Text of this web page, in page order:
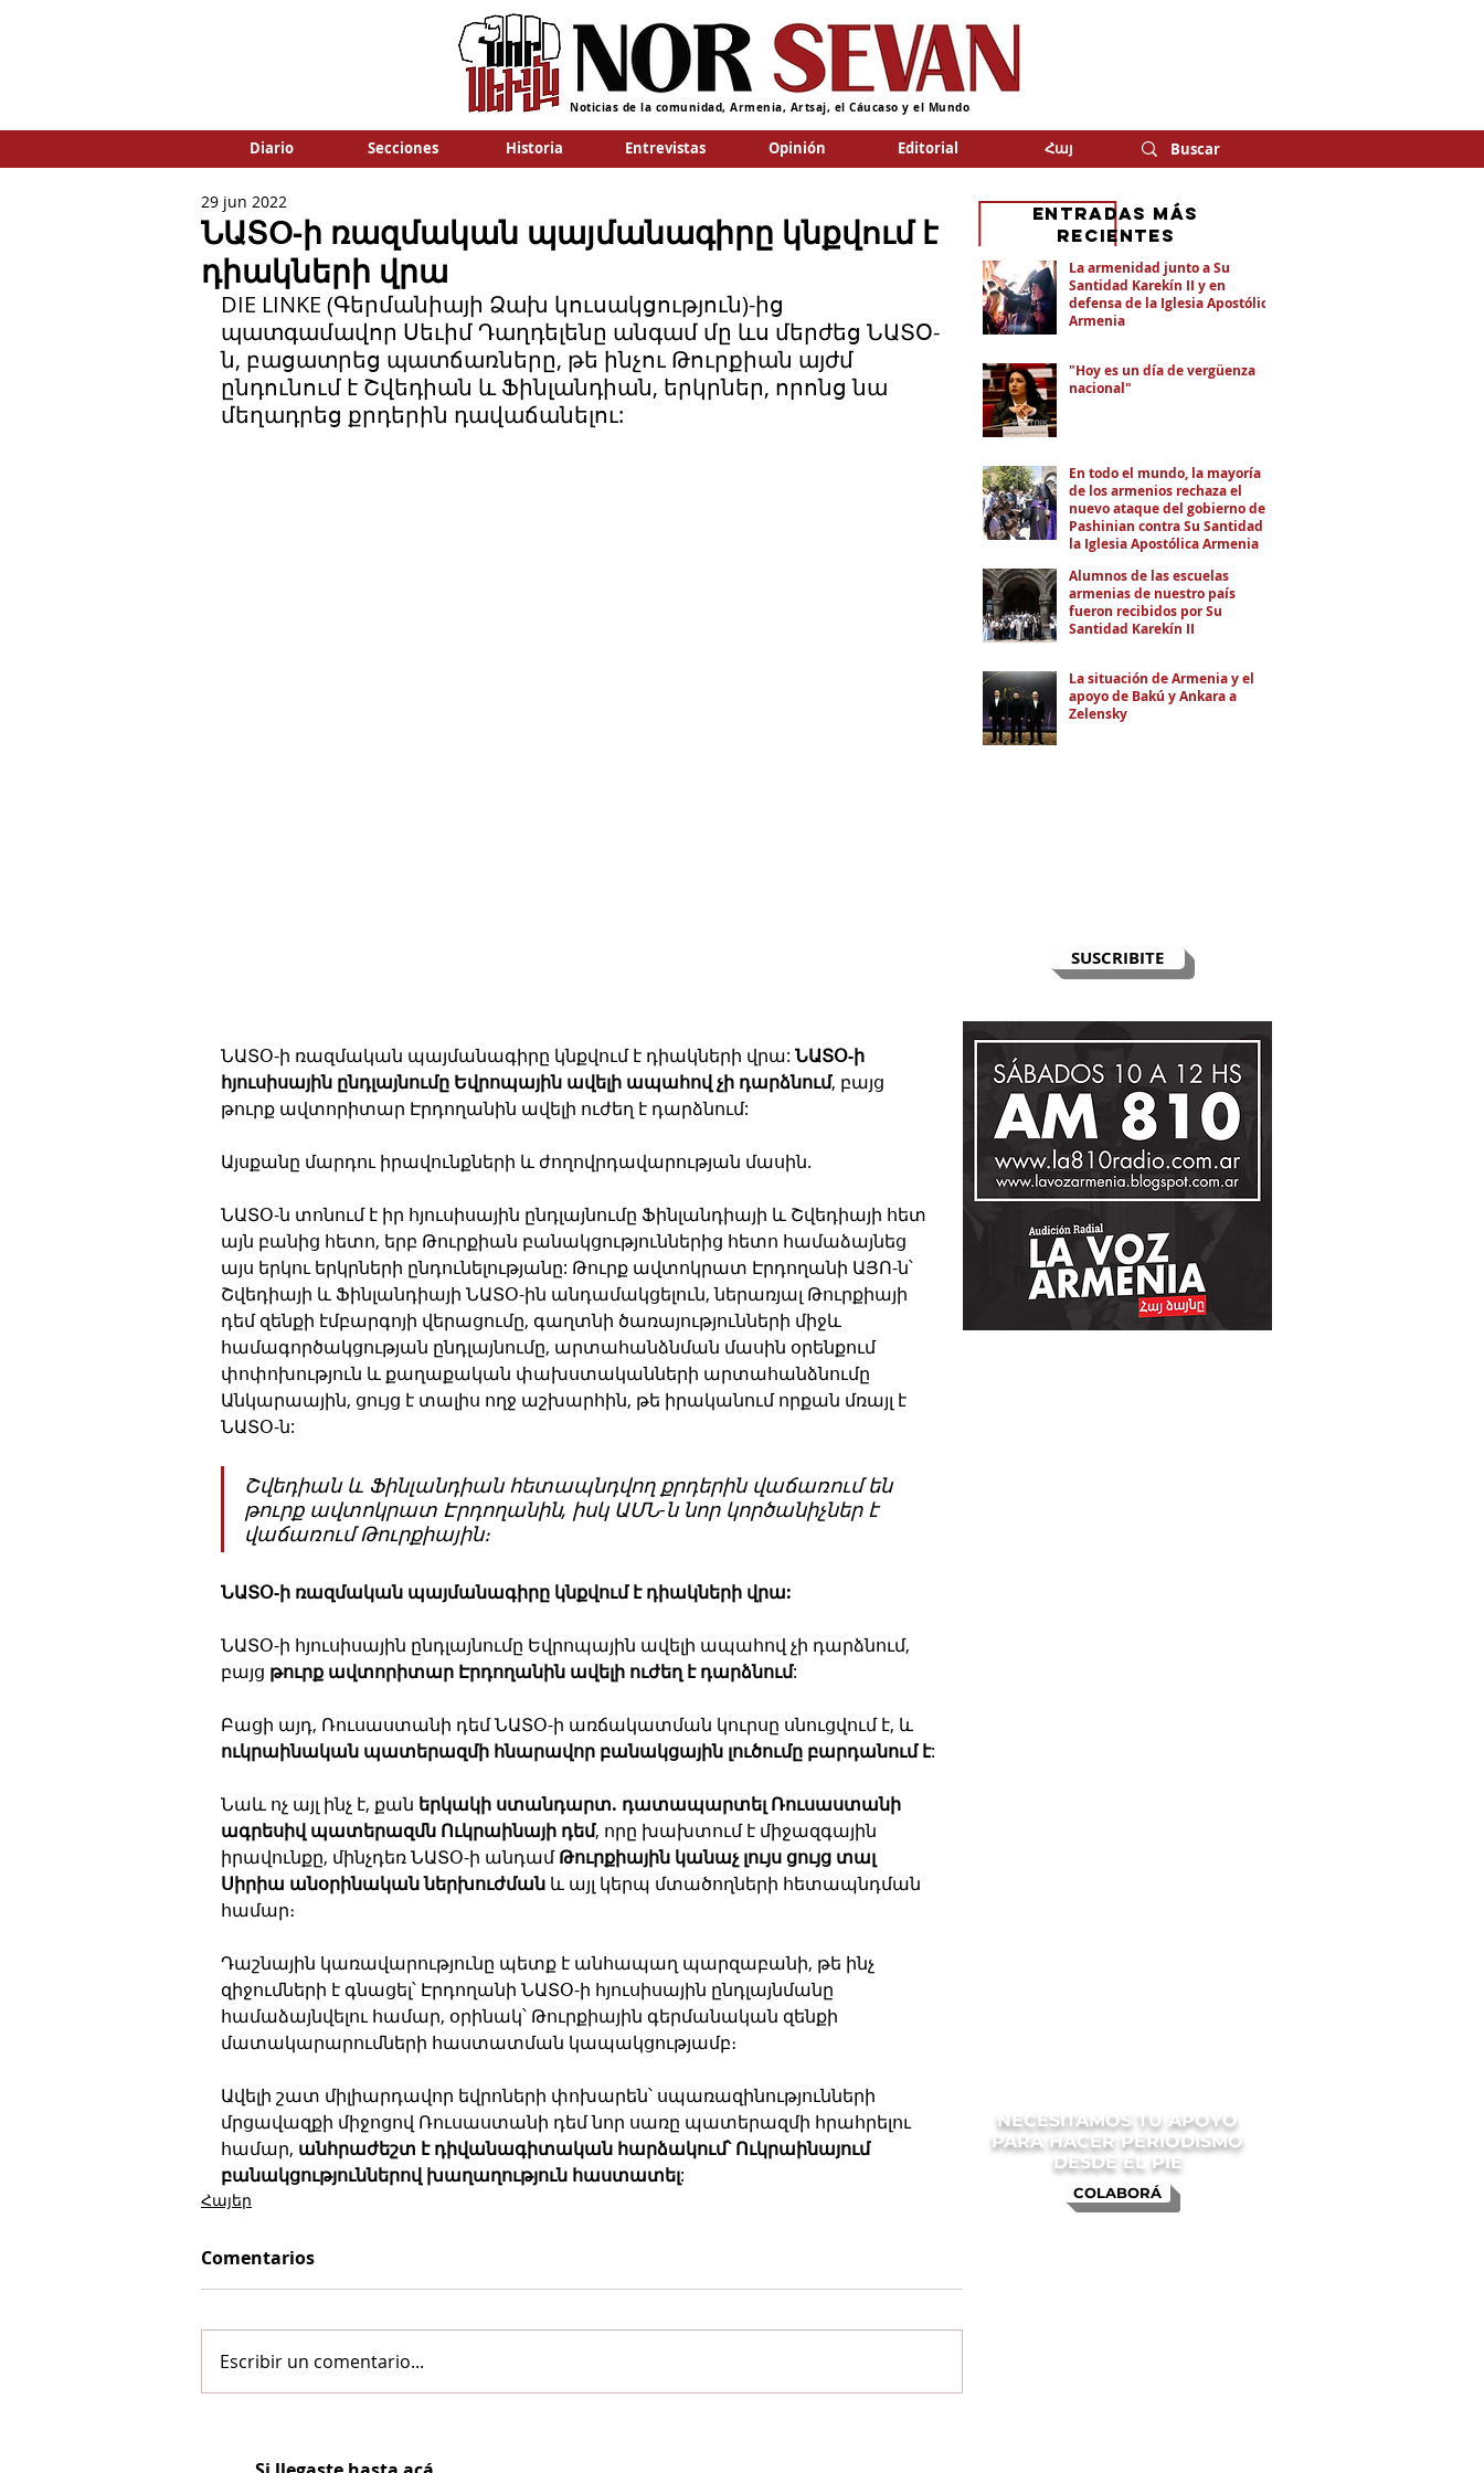
Noticias de la comunidad, Armenia, Artsaj, el Cáucaso y el Mundo
Diario Secciones Historia Entrevistas Opinión Editorial Հայ
ՆԱՏՕ-ի ռազմական պայմանագիրը կնքվում է
դիակների վրա
29 jun 2022
DIE LINKE (Գերմանիայի Ձախ կուսակցություն)-ից
պատգամավոր Սեւիմ Դաղդելենը անգամ մը ևս մերժեց ՆԱՏՕ-
ն, բացատրեց պատճառները, թե ինչու Թուրքիան այժմ
ընդունում է Շվեդիան և Ֆինլանդիան, երկրներ, որոնց նա
մեղադրեց քրդերին դավաճանելու:
ՆԱՏՕ-ի ռազմական պայմանագիրը կնքվում է դիակների վրա: ՆԱՏՕ-ի
հյուսիսային ընդլայնումը Եվրոպային ավելի ապահով չի դարձնում, բայց
թուրք ավտորիտար Էրդողանին ավելի ուժեղ է դարձնում:
Այսքանը մարդու իրավունքների և ժողովրդավարության մասին.
ՆԱՏՕ-ն տոնում է իր հյուսիսային ընդլայնումը Ֆինլանդիայի և Շվեդիայի հետ
այն բանից հետո, երբ Թուրքիան բանակցություններից հետո համաձայնեց
այս երկու երկրների ընդունելությանը: Թուրք ավտոկրատ Էրդողանի ԱՅՈ-ն՝
Շվեդիայի և Ֆինլանդիայի ՆԱՏՕ-ին անդամակցելուն, ներառյալ Թուրքիայի
դեմ զենքի էմբարգոյի վերացումը, գաղտնի ծառայությունների միջև
համագործակցության ընդլայնումը, արտահանձնման մասին օրենքում
փոփոխություն և քաղաքական փախստականների արտահանձնումը
Անկարաային, ցույց է տալիս ողջ աշխարհին, թե իրականում որքան մռայլ է
ՆԱՏՕ-ն:
Շվեդիան և Ֆինլանդիան հետապնդվող քրդերին վաճառում են
թուրք ավտոկրատ Էրդողանին, իսկ ԱՄՆ-ն նոր կործանիչներ է
վաճառում Թուրքիային։
ՆԱՏՕ-ի ռազմական պայմանագիրը կնքվում է դիակների վրա:
ՆԱՏՕ-ի հյուսիսային ընդլայնումը Եվրոպային ավելի ապահով չի դարձնում,
բայց թուրք ավտորիտար Էրդողանին ավելի ուժեղ է դարձնում:
Բացի այդ, Ռուսաստանի դեմ ՆԱՏՕ-ի առճակատման կուրսը սնուցվում է, և
ուկրաինական պատերազմի հնարավոր բանակցային լուծումը բարդանում է:
Նաև ոչ այլ ինչ է, քան երկակի ստանդարտ. դատապարտել Ռուսաստանի
ագրեսիվ պատերազմն Ուկրաինայի դեմ, որը խախտում է միջազգային
իրավունքը, մինչդեռ ՆԱՏՕ-ի անդամ Թուրքիային կանաչ լույս ցույց տալ
Սիրիա անօրինական ներխուժման և այլ կերպ մտածողների հետապնդման
համար։
Դաշնային կառավարությունը պետք է անհապաղ պարզաբանի, թե ինչ
զիջումների է գնացել՝ Էրդողանի ՆԱՏՕ-ի հյուսիսային ընդլայնմանը
համաձայնվելու համար, օրինակ՝ Թուրքիային գերմանական զենքի
մատակարարումների հաստատման կապակցությամբ։
Ավելի շատ միլիարդավոր եվրոների փոխարեն՝ սպառազինությունների
մրցավազքի միջոցով Ռուսաստանի դեմ նոր սառը պատերազմի հրահրելու
համար, անհրաժեշտ է դիվանագիտական ​​հարձակում՝ Ուկրաինայում
բանակցություններով խաղաղություն հաստատել:
Հայեր
Comentarios
Escribir un comentario...
SUSCRIBITE
La armenidad junto a Su
Santidad Karekín II y en
defensa de la Iglesia Apostólica
Armenia
"Hoy es un día de vergüenza
nacional"
En todo el mundo, la mayoría
de los armenios rechaza el
nuevo ataque del gobierno de
Pashinian contra Su Santidad y
la Iglesia Apostólica Armenia
Alumnos de las escuelas
armenias de nuestro país
fueron recibidos por Su
Santidad Karekín II
La situación de Armenia y el
apoyo de Bakú y Ankara a
Zelensky
eNTRADAS MÁS
RECIENTES
COLABORÁ
NECESITAMOS TU APOYO
PARA HACER PERIODISMO
DESDE EL PIE